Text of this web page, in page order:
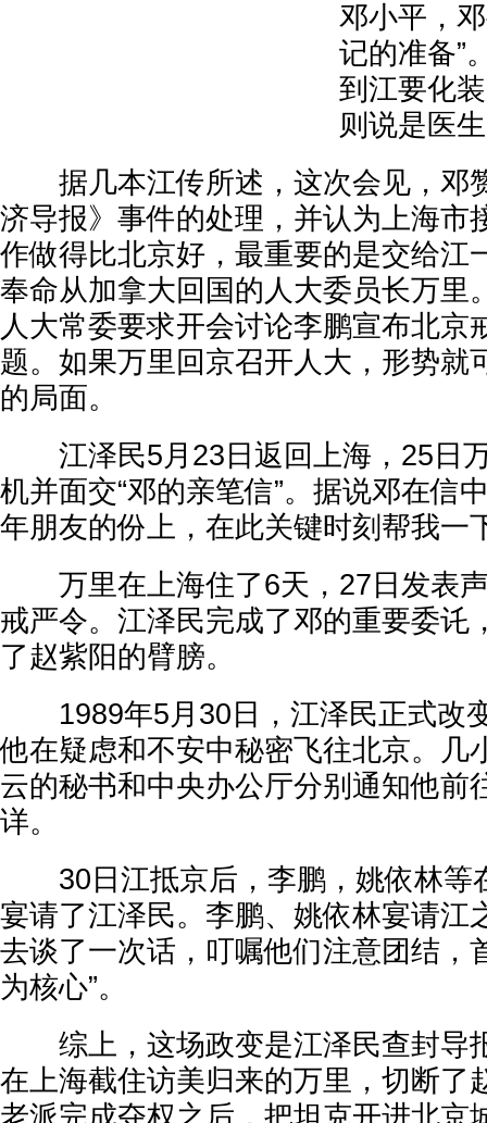
邓小平，
记的准备”
到江要化
则说是医
据几本江传所述，这次会见，邓
济导报》事件的处理，并认为上海市
作做得比北京好，最重要的是交给江
奉命从加拿大回国的人大委员长万里
人大常委要求开会讨论李鹏宣布北京
题。如果万里回京召开人大，形势就
的局面。
江泽民5月23日返回上海，25日
机并面交“邓的亲笔信”。据说邓在信
年朋友的份上，在此关键时刻帮我一
万里在上海住了6天，27日发表声
戒严令。江泽民完成了邓的重要委讬
了赵紫阳的臂膀。
1989年5月30日，江泽民正式改
他在疑虑和不安中秘密飞往北京。几
云的秘书和中央办公厅分别通知他前
详。
30日江抵京后，李鹏，姚依林等
宴请了江泽民。李鹏、姚依林宴请江
去谈了一次话，叮嘱他们注意团结，
为核心”。
综上，这场政变是江泽民查封导
在上海截住访美归来的万里，切断了
老派完成夺权之后，把坦克开进北京